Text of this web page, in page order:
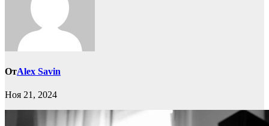
ОтAlex Savin
Ноя 21, 2024